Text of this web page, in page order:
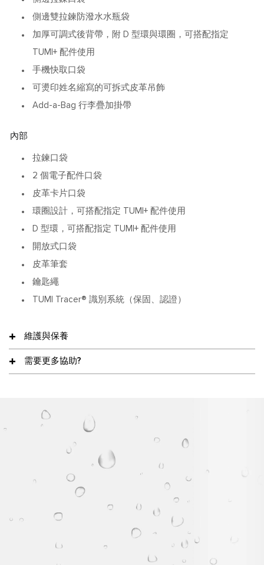
側邊雙拉鍊防潑水水瓶袋
加厚可調式後背帶，附 D 型環與環圈，可搭配指定
TUMI+ 配件使用
手機快取口袋
可燙印姓名縮寫的可拆式皮革吊飾
Add-a-Bag 行李疊加掛帶
內部
拉鍊口袋
2 個電子配件口袋
皮革卡片口袋
環圈設計，可搭配指定 TUMI+ 配件使用
D 型環，可搭配指定 TUMI+ 配件使用
開放式口袋
皮革筆套
鑰匙繩
TUMI Tracer® 識別系統（保固、認證）
維護與保養
需要更多協助?